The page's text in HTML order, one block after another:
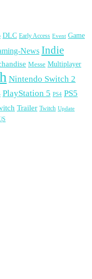
DLC Early Access Event Game
News Indie
Messe Multiplayer
Nintendo Switch 2
PlayStation 5 PS4 PS5
Trailer Twitch Update